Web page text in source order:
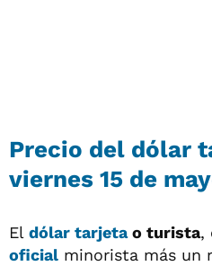
Precio del dólar
viernes 15 de
El dólar tarjetao turista,
oficial minorista más un